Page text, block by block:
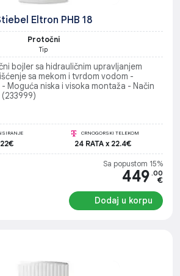
Eltron PHB 18
Protočni
Tip
bojler sa hidrauličnim upravljanjem
sa mekom i tvrdom vodom -
Moguća niska i visoka montaža - Način
CRNOGORSKI TELEKOM
24 RATA x 22.4€
Sa popustom 15%
449 .00
€
Dodaj u korpu